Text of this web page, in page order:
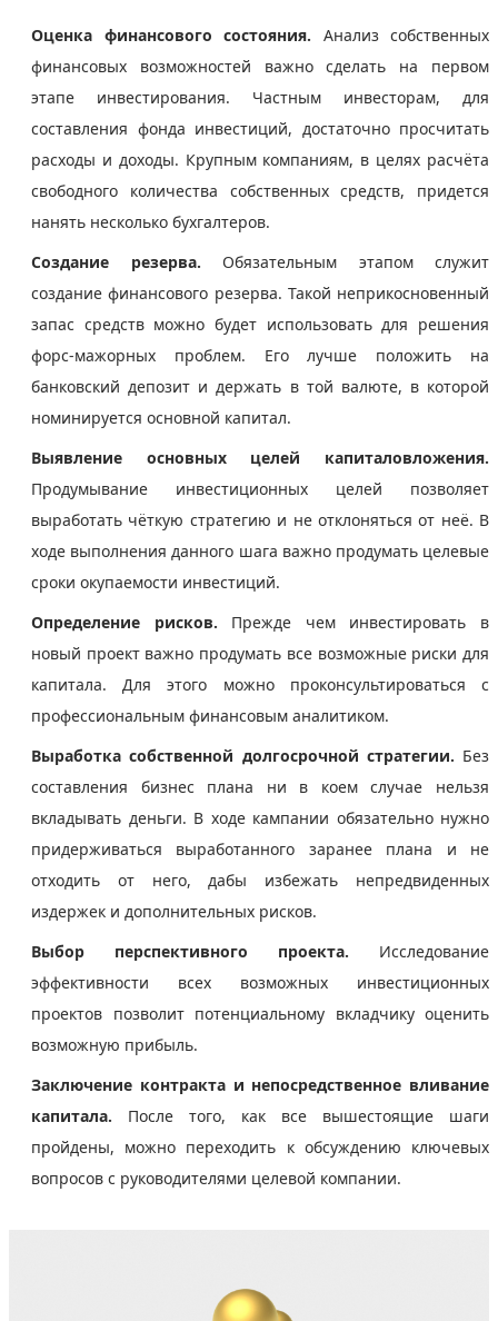
Оценка финансового состояния. Анализ собственных
финансовых возможностей важно сделать на первом
этапе инвестирования. Частным инвесторам, для
составления фонда инвестиций, достаточно просчитать
расходы и доходы. Крупным компаниям, в целях расчёта
свободного количества собственных средств, придется
нанять несколько бухгалтеров.
Создание резерва. Обязательным этапом служит
создание финансового резерва. Такой неприкосновенный
запас средств можно будет использовать для решения
форс-мажорных проблем. Его лучше положить на
банковский депозит и держать в той валюте, в которой
номинируется основной капитал.
Выявление основных целей капиталовложения.
Продумывание инвестиционных целей позволяет
выработать чёткую стратегию и не отклоняться от неё. В
ходе выполнения данного шага важно продумать целевые
сроки окупаемости инвестиций.
Определение рисков. Прежде чем инвестировать в
новый проект важно продумать все возможные риски для
капитала. Для этого можно проконсультироваться с
профессиональным финансовым аналитиком.
Выработка собственной долгосрочной стратегии. Без
составления бизнес плана ни в коем случае нельзя
вкладывать деньги. В ходе кампании обязательно нужно
придерживаться выработанного заранее плана и не
отходить от него, дабы избежать непредвиденных
издержек и дополнительных рисков.
Выбор перспективного проекта. Исследование
эффективности всех возможных инвестиционных
проектов позволит потенциальному вкладчику оценить
возможную прибыль.
Заключение контракта и непосредственное вливание
капитала. После того, как все вышестоящие шаги
пройдены, можно переходить к обсуждению ключевых
вопросов с руководителями целевой компании.